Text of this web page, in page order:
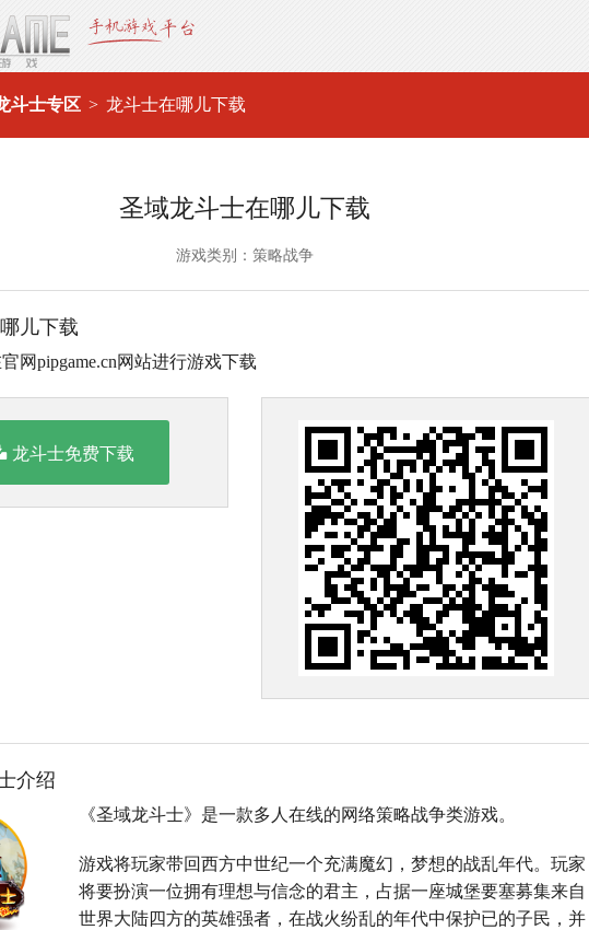
斗士专区 龙斗士在哪儿下载
圣域龙斗士在哪儿下载
游戏类别：策略战争
儿下载
网pipgame.cn网站进行游戏下载
龙斗士免费下载
介绍
《圣域龙斗士》是一款多人在线的网络策略战争类游戏。
游戏将玩家带回西方中世纪一个充满魔幻，梦想的战乱年代。玩家
将要扮演一位拥有理想与信念的君主，占据一座城堡要塞募集来自
世界大陆四方的英雄强者，在战火纷乱的年代中保护已的子民，并